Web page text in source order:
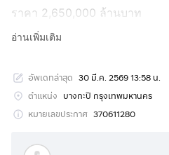
ราคา 2,650,000 ล้านบาท
2 ห้องน้ำ
1 ห้องรับแขก
1 ห้องครัว
ที่จอดรถ 2 คัน (ในบ้าน 1 คัน ห
อ่านเพิ่มเติม
อัพเดทล่าสุด 30 มี.ค. 2569 13:58 น.
ตำแหน่ง บางกะปิ กรุงเทพมหานคร
หมายเลขประกาศ 370611280